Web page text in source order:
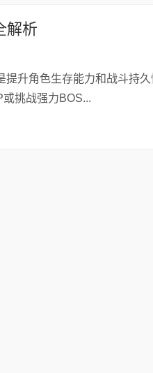
解析
角色生存能力和战斗持久
挑战强力BOS...